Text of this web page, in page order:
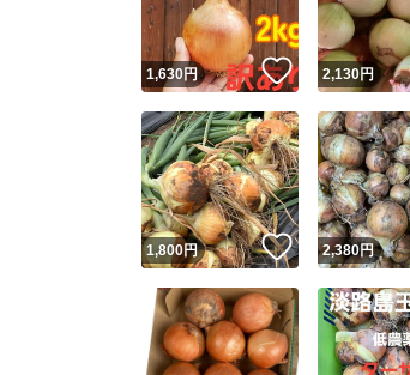
1,630円 いいね！
2,130円
1,800円 いいね！
2,380円